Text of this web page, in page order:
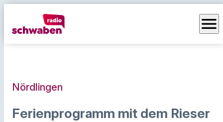
menu
Nördlingen
Ferienprogramm mit dem Rieser